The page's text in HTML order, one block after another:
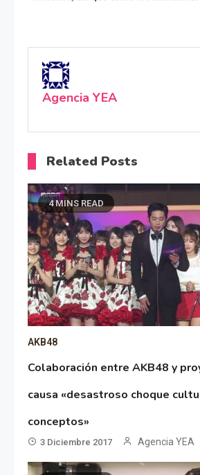
Agencia YEA
Related Posts
4 MINS READ
AKB48
Colaboración entre AKB48 y
causa «desastroso choque
conceptos»
3 Diciembre 2017 Agencia YEA